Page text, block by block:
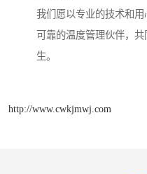
我们愿以专业的技术和
可靠的温度管理伙伴，
生。
http://www.cwkjmwj.com